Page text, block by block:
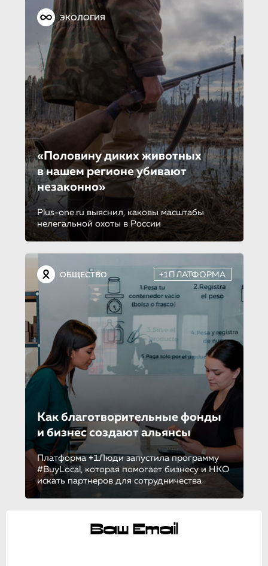
ЭКОЛОГИЯ
«Половину диких животных
в нашем регионе убивают
незаконно»
Plus-one.ru выяснил, каковы масштабы
нелегальной охоты в России
ОБЩЕСТВО +1ПЛАТФОРМА
Как благотворитель­ные фонды
и бизнес создают альянсы
Платформа +1Люди запустила программу
#BuyLocal, которая помогает бизнесу и НКО
искать партнеров для сотрудничества
Ваш Email